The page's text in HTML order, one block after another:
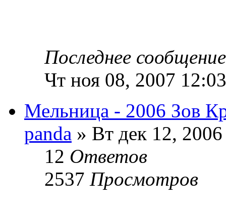
Последнее
Чт ноя 08, 2007
Мельница - 2006 Зов
panda » Вт дек 12,
12 Ответов
2537 Просмотров